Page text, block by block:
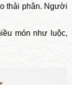
thải phân. Người
món như luộc,